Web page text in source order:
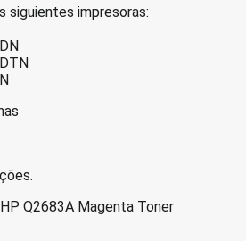
siguientes impresoras:
Q2683A Magenta Toner